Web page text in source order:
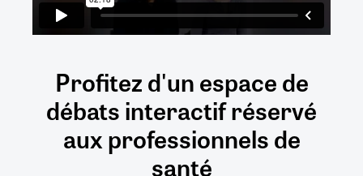
Profitez d'un espace de
débatsinteractifréservé
auxprofessionnels de
santé